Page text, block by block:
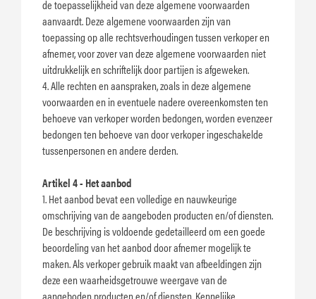
de toepasselijkheid van deze algemene voorwaarden
aanvaardt. Deze algemene voorwaarden zijn van
toepassing op alle rechtsverhoudingen tussen verkoper en
afnemer, voor zover van deze algemene voorwaarden niet
uitdrukkelijk en schriftelijk door partijen is afgeweken.
4. Alle rechten en aanspraken, zoals in deze algemene
voorwaarden en in eventuele nadere overeenkomsten ten
behoeve van verkoper worden bedongen, worden evenzeer
bedongen ten behoeve van door verkoper ingeschakelde
tussenpersonen en andere derden.
Artikel 4 - Het aanbod
1. Het aanbod bevat een volledige en nauwkeurige
omschrijving van de aangeboden producten en/of diensten.
De beschrijving is voldoende gedetailleerd om een goede
beoordeling van het aanbod door afnemer mogelijk te
maken. Als verkoper gebruik maakt van afbeeldingen zijn
deze een waarheidsgetrouwe weergave van de